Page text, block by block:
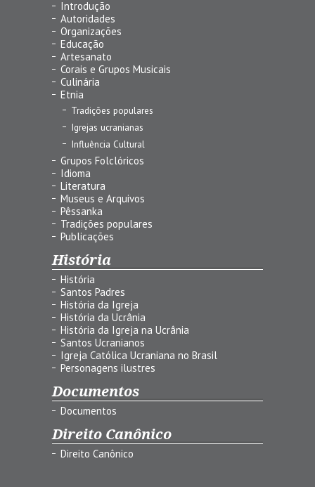
Introdução
Autoridades
Organizações
Educação
Artesanato
Corais e Grupos Musicais
Culinária
Etnia
Tradições populares
Igrejas ucranianas
Influência Cultural
Grupos Folclóricos
Idioma
Literatura
Museus e Arquivos
Pêssanka
Tradições populares
Publicações
História
História
Santos Padres
História da Igreja
História da Ucrânia
História da Igreja na Ucrânia
Santos Ucranianos
Igreja Católica Ucraniana no Brasil
Personagens ilustres
Documentos
Documentos
Direito Canônico
Direito Canônico